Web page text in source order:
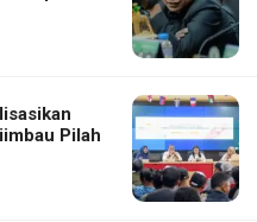
Pilah